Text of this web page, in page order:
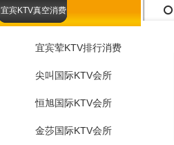
宜宾KTV真空消费
宜宾荤KTV排行消费
尖叫国际KTV会所
恒旭国际KTV会所
金莎国际KTV会所